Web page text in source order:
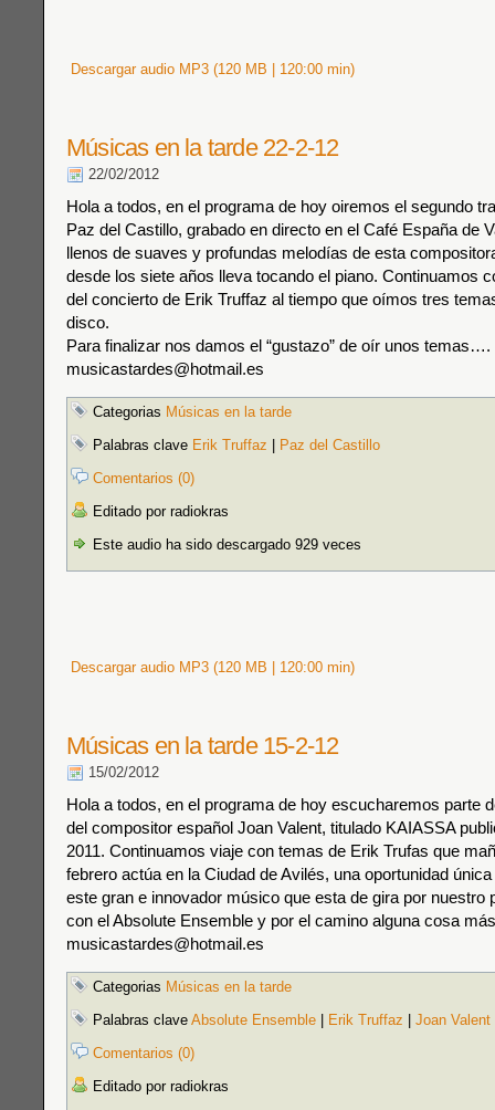
Descargar audio MP3 (120 MB | 120:00 min)
Músicas en la tarde 22-2-12
22/02/2012
Hola a todos, en el programa de hoy oiremos el segundo
Paz del Castillo, grabado en directo en el Café España de
llenos de suaves y profundas melodías de esta
desde los siete años lleva tocando el piano. Continuamos
del concierto de Erik Truffaz al tiempo que oímos tres
disco.
Para finalizar nos damos el “gustazo” de oír unos temas….
musicastardes@hotmail.es
Categorias Músicas en la tarde
Palabras clave Erik Truffaz
Paz del Castillo
Comentarios (0)
Editado por radiokras
Este audio ha sido descargado 929 veces
Descargar audio MP3 (120 MB | 120:00 min)
Músicas en la tarde 15-2-12
15/02/2012
Hola a todos, en el programa de hoy escucharemos parte
del compositor español Joan Valent, titulado KAIASSA
2011. Continuamos viaje con temas de Erik Trufas que
febrero actúa en la Ciudad de Avilés, una oportunidad
este gran e innovador músico que esta de gira por nuestro
con el Absolute Ensemble y por el camino alguna cosa
musicastardes@hotmail.es
Categorias Músicas en la tarde
Palabras clave Absolute Ensemble Erik Truffaz Joan Valent
Comentarios (0)
Editado por radiokras